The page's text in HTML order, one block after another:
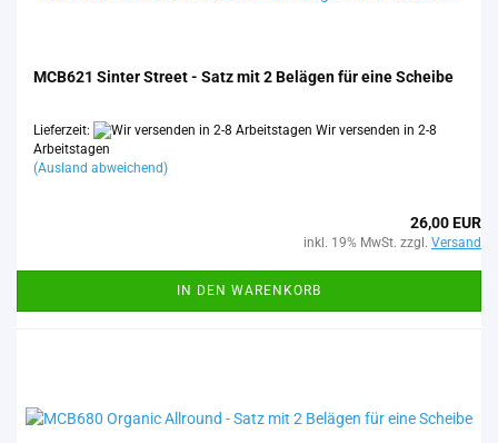
MCB621 Sin­ter Street - Satz mit 2 Be­lä­gen für eine Schei­be
Lieferzeit:
Wir versenden in 2-8
Arbeitstagen
(Ausland abweichend)
26,00 EUR
inkl. 19% MwSt. zzgl. Versand
IN DEN WARENKORB